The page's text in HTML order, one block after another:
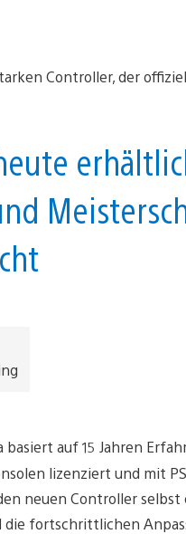
auf 15 Jahren
lizenziert und mit
neuen Controller
fortschrittlichen